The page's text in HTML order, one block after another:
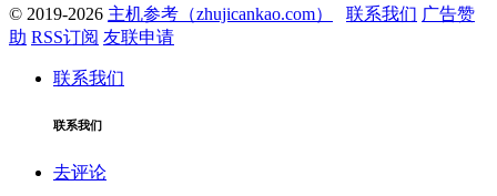
© 2019-2026 主机参考（zhujicankao.com） 联系我们 广告赞
助 RSS订阅 友联申请
联系我们
联系我们
去评论